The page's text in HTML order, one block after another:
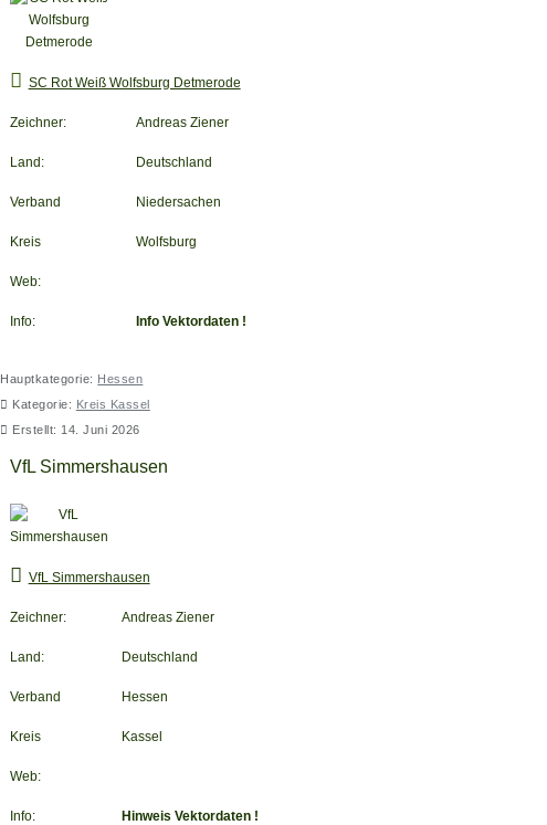
SC Rot Weiß Wolfsburg Detmerode
Zeichner: Andreas Ziener
Land: Deutschland
Verband Niedersachen
Kreis Wolfsburg
Web:
Info: Info Vektordaten !
Hauptkategorie: Hessen
Kategorie: Kreis Kassel
Erstellt: 14. Juni 2026
VfL Simmershausen
VfL Simmershausen
Zeichner: Andreas Ziener
Land: Deutschland
Verband Hessen
Kreis Kassel
Web:
Info: Hinweis Vektordaten !